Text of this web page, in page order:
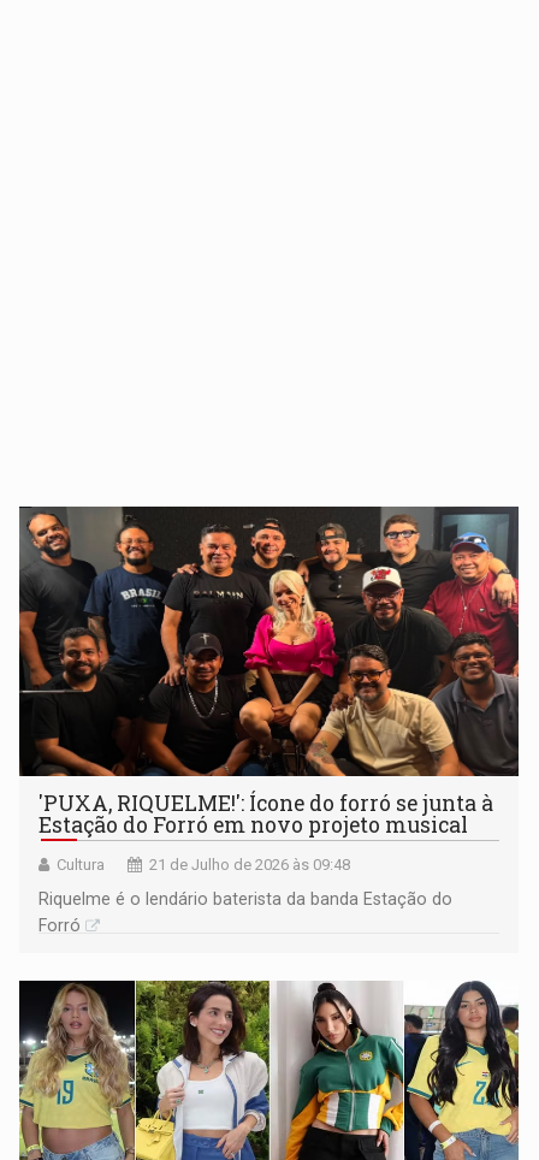
'PUXA, RIQUELME!': Ícone do forró se junta à
Estação do Forró em novo projeto musical
Cultura 21 de Julho de 2026 às 09:48
Riquelme é o lendário baterista da banda Estação do
Forró